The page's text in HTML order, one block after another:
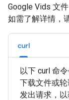
Google Vids 文
如需了解详情，
curl
以下 curl 命
下载文件或
发出请求，